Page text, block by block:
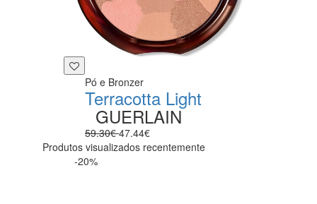
Pó e Bronzer
Terracotta Light
GUERLAIN
59.30€47.44€
Produtos visualizados recentemente
-20%